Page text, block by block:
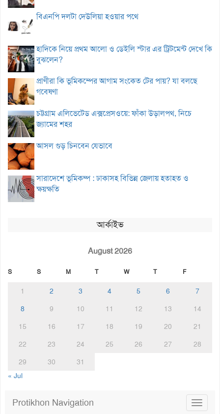
বিএনপি দলটা দেউলিয়া হওয়ার পথে
হাদিকে নিয়ে প্রথম আলো ও ডেইলি স্টার এর ট্রিটমেন্ট দেখে কি
বুঝলেন?
প্রাণীরা কি ভূমিকম্পের আগাম সংকেত টের পায়? যা বলছে
গবেষণা
চট্টগ্রাম এলিভেটেড এক্সপ্রেসওয়ে: ফাঁকা উড়ালপথ, নিচে
জ্যামের শহর
আসল গুড় চিনবেন যেভাবে
সারাদেশে ভূমিকম্প : ঢাকাসহ বিভিন্ন জেলায় হতাহত ও
ক্ষয়ক্ষতি
আর্কাইভ
August 2026
S S M T W T F
1 2 3 4 5 6
7
8
9 10 11 12 13
14
15
16 17 18 19 20
21
22
23 24 25 26 27
28
29
30
31
« Jul
Toggle
Protikhon Navigation